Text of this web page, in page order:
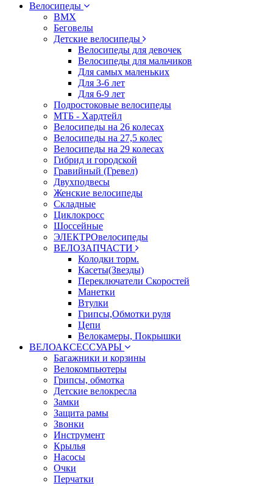
Велосипеды
BMX
Беговелы
Детские велосипеды
Велосипеды для девочек
Велосипеды для мальчиков
Для самых маленьких
Для 3-6 лет
Для 6-9 лет
Подростоковые велосипеды
МТБ - Хардтейл
Велосипеды на 26 колесах
Велосипеды на 27,5 колес
Велосипеды на 29 колесах
Гибрид и городской
Гравийный (Гревел)
Двухподвесы
Женские велосипеды
Складные
Циклокросс
Шоссейные
ЭЛЕКТРОвелосипеды
ВЕЛОЗАПЧАСТИ
Колодки торм.
Касеты(Звезды)
Переключатели Скоростей
Манетки
Втулки
Грипсы,Обмотки руля
Цепи
Велокамеры, Покрышки
ВЕЛОАКСЕССУАРЫ
Багажники и корзины
Велокомпьютеры
Грипсы, обмотка
Детские велокресла
Замки
Защита рамы
Звонки
Инструмент
Крылья
Насосы
Очки
Перчатки